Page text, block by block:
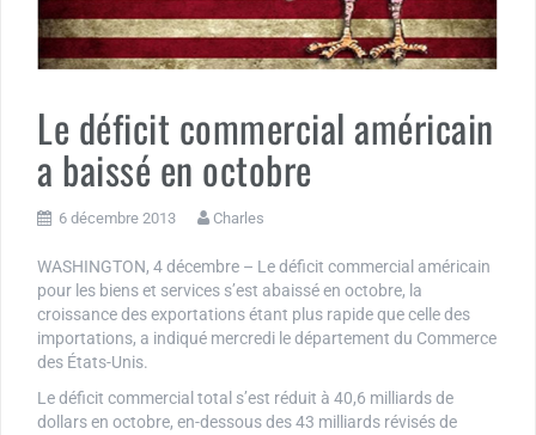
Le déficit commercial américain
a baissé en octobre
6 décembre 2013 Charles
WASHINGTON, 4 décembre – Le déficit commercial américain
pour les biens et services s’est abaissé en octobre, la
croissance des exportations étant plus rapide que celle des
importations, a indiqué mercredi le département du Commerce
des États-Unis.
Le déficit commercial total s’est réduit à 40,6 milliards de
dollars en octobre, en-dessous des 43 milliards révisés de